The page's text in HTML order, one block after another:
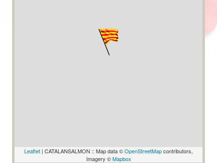
Leaflet | CATALANSALMON :: Map data ©OpenStreetMapcontributors,
Imagery ©Mapbox